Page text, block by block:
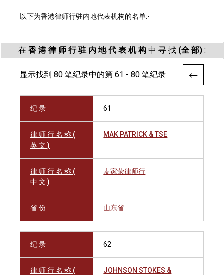
以下为香港律师行驻内地代表机构的名单:-
在 香 港 律 师 行 驻 内 地 代 表 机 构中 寻 找 (全 部):
显示找到 80 笔纪录中的第 61 - 80 笔纪录
纪 录 61
律 师 行 名 称 (
英 文 )
MAK PATRICK & TSE
律 师 行 名 称 (
中 文 )
麦家荣律师行
省 份 山东省
纪 录 62
律 师 行 名 称 (
JOHNSON STOKES &